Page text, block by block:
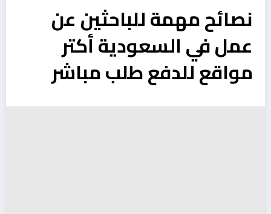
نصائح مهمة للباحثين عن
عمل في السعودية أكتر
مواقع للدفع طلب مباشر